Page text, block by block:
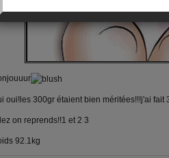
oui!les 300gr étaient bien méritées!!!j'ai fait
on reprends!!1 et 2 3
92.1kg